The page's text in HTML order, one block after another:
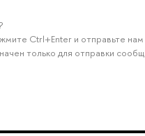
Ctrl+Enter и отправьте
только для отправки